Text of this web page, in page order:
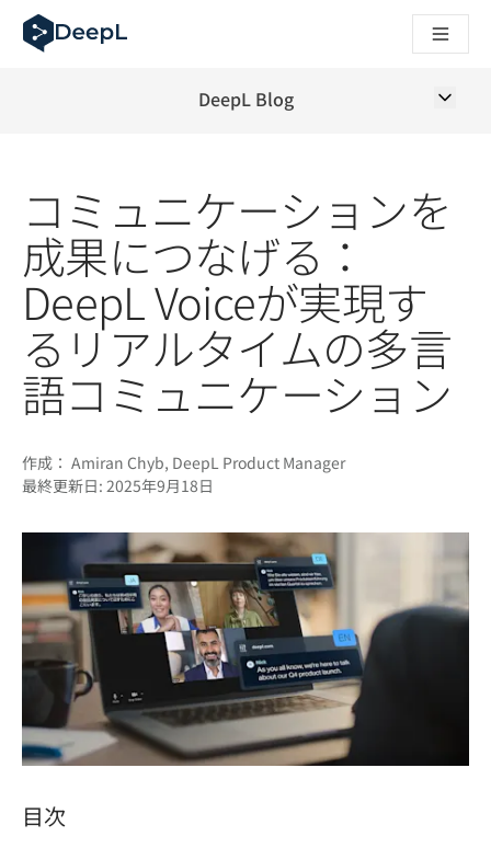
AIエージェント向けDeepL
DeepL Translation Flow：主要なユースケースや連携機能
How we brought Swiss German to DeepL
Translation Flowのご紹介：あらゆるチームの翻訳ワー
高品質なテキスト翻訳からリアルタイム音声翻訳までを支
Building an instantly accessible voice demo with DeepL
DeepL Blog
コミュニケーションを
成果につなげる：
DeepL Voiceが実現す
るリアルタイムの多言
語コミュニケーション
作成： Amiran Chyb, DeepL Product Manager
最終更新日: 2025年9月18日
目次